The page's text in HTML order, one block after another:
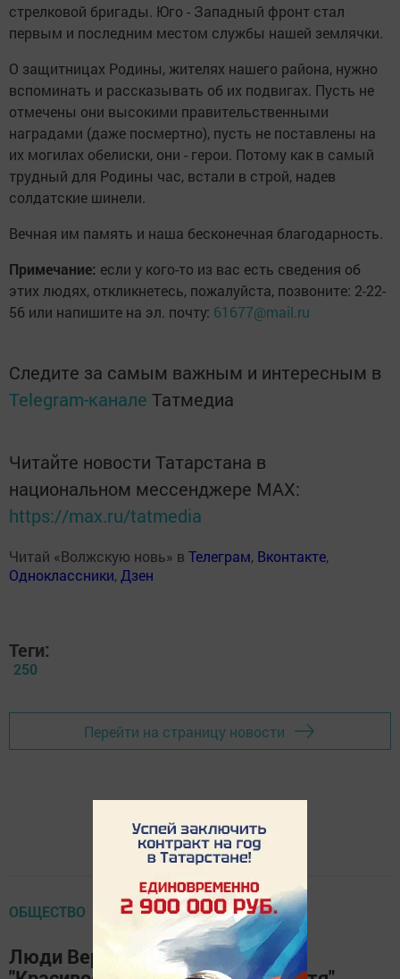
стрелковой бригады. Юго - Западный фронт стал
первым и последним местом службы нашей землячки.
О защитницах Родины, жителях нашего района, нужно
вспоминать и рассказывать об их подвигах. Пусть не
отмечены они высокими правительственными
наградами (даже посмертно), пусть не поставлены на
их могилах обелиски, они - герои. Потому как в самый
трудный для Родины час, встали в строй, надев
солдатские шинели.
Вечная им память и наша бесконечная благодарность.
Примечание: если у кого-то из вас есть сведения об
этих людях, откликнетесь, пожалуйста, позвоните: 2-22-
56 или напишите на эл. почту: 61677@mail.ru
Следите за самым важным и интересным в
Telegram-канале Татмедиа
Читайте новости Татарстана в
национальном мессенджере MАХ:
https://max.ru/tatmedia
Читай «Волжскую новь» в Телеграм, Вконтакте,
Одноклассники, Дзен
Теги:
250
Перейти на страницу новости
ОБЩЕСТВО
Люди Верхнеуслонского района: